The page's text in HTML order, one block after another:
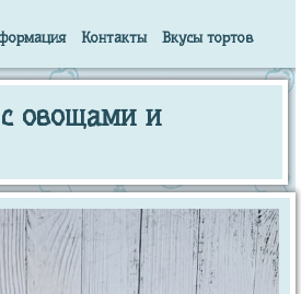
Контакты Вкусы тортов
овощами и